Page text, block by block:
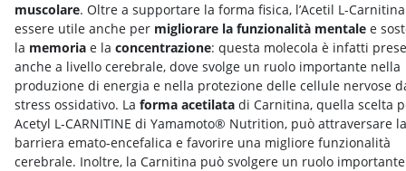
muscolare. Oltre a supportare la forma fisica, l’Acetil L-
essere utile anche per migliorare la funzionalità mentale e
la memoria e la concentrazione: questa molecola è infatti
anche a livello cerebrale, dove svolge un ruolo importante nella
produzione di energia e nella protezione delle cellule nervose
stress ossidativo. La forma acetilata di Carnitina, quella scelta
Acetyl L-CARNITINE di Yamamoto® Nutrition, può attraversare la
barriera emato-encefalica e favorire una migliore funzionalità
cerebrale. Inoltre, la Carnitina può svolgere un ruolo importante